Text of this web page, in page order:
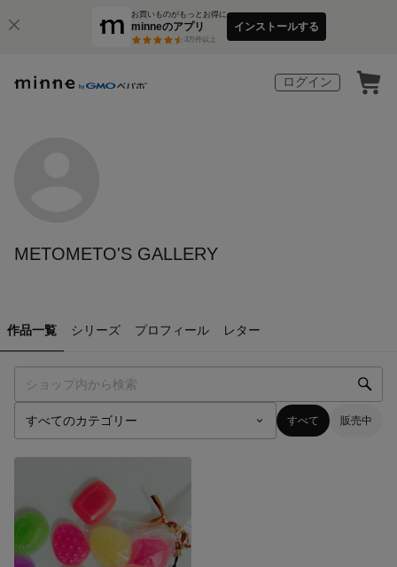
お買いものがもっとお得に
minneのアプリ
3万件以上
インストールする
ログイン
METOMETO'S GALLERY
作品一覧 シリーズ プロフィール レター
すべて 販売中